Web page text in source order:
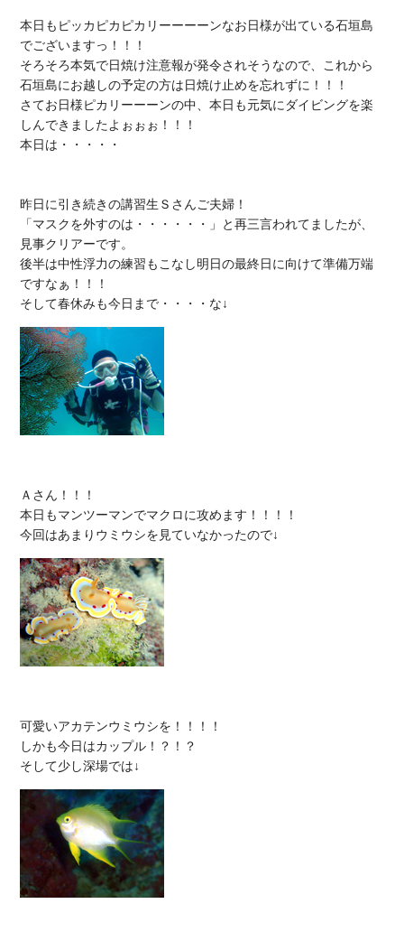
本日もピッカピカピカリーーーーンなお日様が出ている石垣島
でございますっ！！！
そろそろ本気で日焼け注意報が発令されそうなので、これから
石垣島にお越しの予定の方は日焼け止めを忘れずに！！！
さてお日様ピカリーーーンの中、本日も元気にダイビングを楽
しんできましたよぉぉぉ！！！
本日は・・・・・
昨日に引き続きの講習生Ｓさんご夫婦！
「マスクを外すのは・・・・・・」と再三言われてましたが、
見事クリアーです。
後半は中性浮力の練習もこなし明日の最終日に向けて準備万端
ですなぁ！！！
Ａさん！！！
本日もマンツーマンでマクロに攻めます！！！！
可愛いアカテンウミウシを！！！！
しかも今日はカップル！？！？